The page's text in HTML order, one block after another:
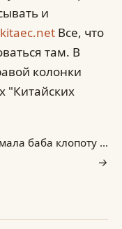
и
Все, что
там. В
колонки
"Китайских
баба клопоту ...